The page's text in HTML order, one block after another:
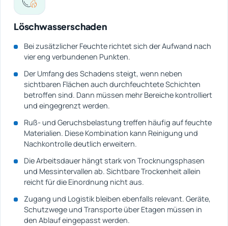
Löschwasserschaden
Bei zusätzlicher Feuchte richtet sich der Aufwand nach
vier eng verbundenen Punkten.
Der Umfang des Schadens steigt, wenn neben
sichtbaren Flächen auch durchfeuchtete Schichten
betroffen sind. Dann müssen mehr Bereiche kontrolliert
und eingegrenzt werden.
Ruß- und Geruchsbelastung treffen häufig auf feuchte
Materialien. Diese Kombination kann Reinigung und
Nachkontrolle deutlich erweitern.
Die Arbeitsdauer hängt stark von Trocknungsphasen
und Messintervallen ab. Sichtbare Trockenheit allein
reicht für die Einordnung nicht aus.
Zugang und Logistik bleiben ebenfalls relevant. Geräte,
Schutzwege und Transporte über Etagen müssen in
den Ablauf eingepasst werden.